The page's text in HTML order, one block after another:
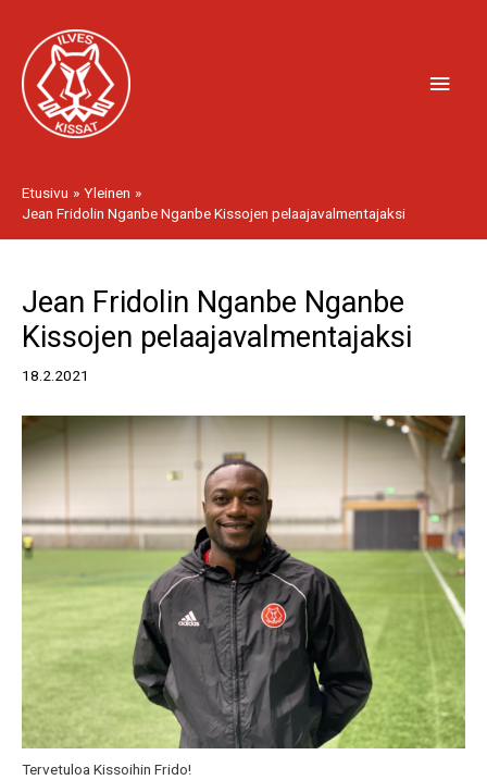
sisältöön
Etusivu
Yleinen
Jean Fridolin Nganbe Nganbe Kissojen pelaajavalmentajaksi
Jean Fridolin Nganbe Nganbe
Kissojen pelaajavalmentajaksi
18.2.2021
Tervetuloa Kissoihin Frido!
selaus